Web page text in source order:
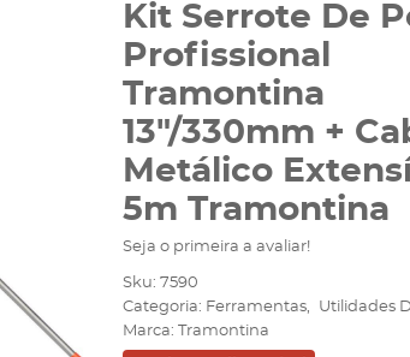
Kit Serrote De
Profissional
Tramontina
13"/330mm +
Metálico
5m Tramontina
Seja o primeira a avaliar!
Sku: 7590
Categoria: Ferramentas
Utilidades
Marca: Tramontina